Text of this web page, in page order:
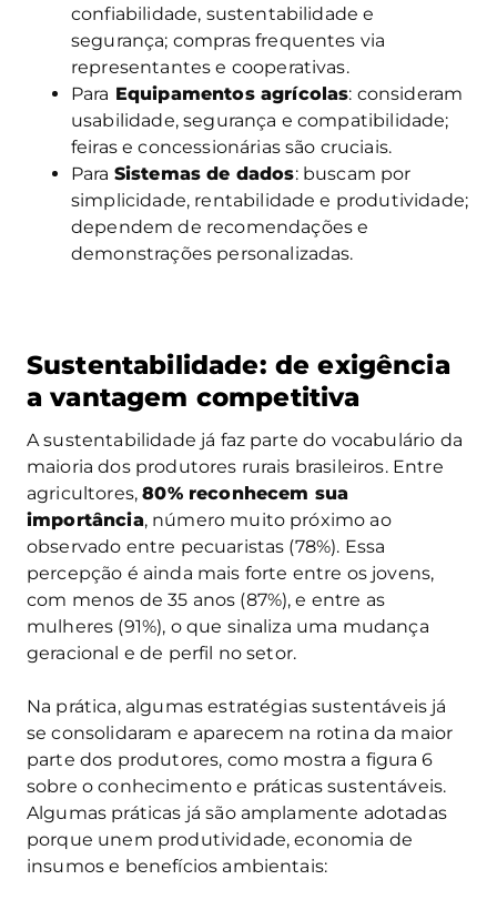
confiabilidade, sustentabilidade e
segurança; compras frequentes via
representantes e cooperativas.
Para Equipamentos agrícolas: consideram
usabilidade, segurança e compatibilidade;
feiras e concessionárias são cruciais.
Para Sistemas de dados: buscam por
simplicidade, rentabilidade e produtividade;
dependem de recomendações e
demonstrações personalizadas.
Sustentabilidade: de exigência
a vantagem competitiva
A sustentabilidade já faz parte do vocabulário da
maioria dos produtores rurais brasileiros. Entre
agricultores,80% reconhecem sua
importância, número muito próximo ao
observado entre pecuaristas (78%). Essa
percepção é ainda mais forte entre os jovens,
com menos de 35 anos (87%), e entre as
mulheres (91%), o que sinaliza uma mudança
geracional e de perfil no setor.
Na prática, algumas estratégias sustentáveis já
se consolidaram e aparecem na rotina da maior
parte dos produtores, como mostra a figura 6
sobre o conhecimento e práticas sustentáveis.
Algumas práticas já são amplamente adotadas
porque unem produtividade, economia de
insumos e benefícios ambientais: